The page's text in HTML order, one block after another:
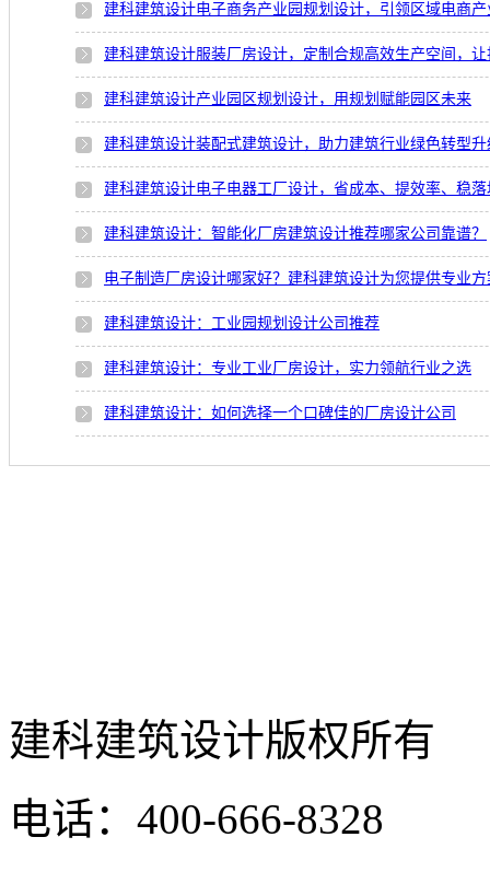
建科建筑设计电子商务产业园规划设计，引领区域电商
建科建筑设计服装厂房设计，定制合规高效生产空间，
建科建筑设计产业园区规划设计，用规划赋能园区未来
建科建筑设计装配式建筑设计，助力建筑行业绿色转型升
建科建筑设计电子电器工厂设计，省成本、提效率、稳落
建科建筑设计：智能化厂房建筑设计推荐哪家公司靠谱？
电子制造厂房设计哪家好？建科建筑设计为您提供专业方
建科建筑设计：工业园规划设计公司推荐
建科建筑设计：专业工业厂房设计，实力领航行业之选
建科建筑设计：如何选择一个口碑佳的厂房设计公司
建科建筑设计版权所有
电话：400-666-8328